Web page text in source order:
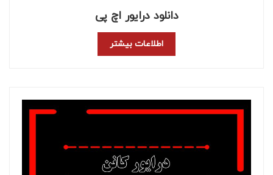
دانلود درایور اچ پی
اطلاعات بیشتر